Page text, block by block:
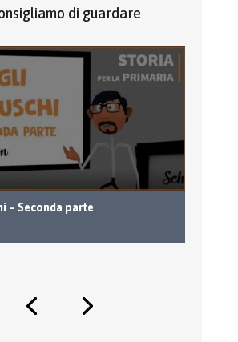
di guardare
– Seconda parte